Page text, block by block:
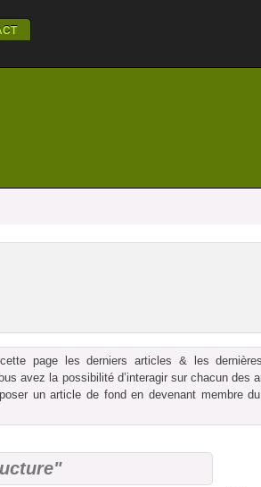
page les derniers articles & les
avez la possibilité d’interagir sur chacun des
un article de fond en devenant membre